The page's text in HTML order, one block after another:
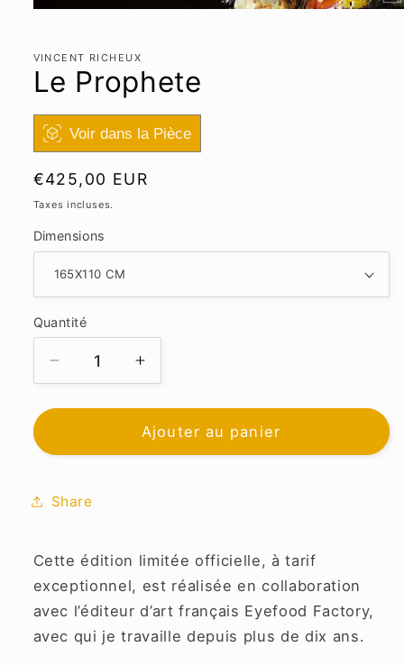
1
dans
une
fenêtre
VINCENT RICHEUX
Le Prophete
Voir dans la Pièce
Prix
habituel
€425,00 EUR
Taxes incluses.
Dimensions
Quantité
Réduire
la
quantité
Le
Augmenter
la
quantité
de
Le
Ajouter au panier
Share
Cette édition limitée officielle, à tarif
exceptionnel, est réalisée en collaboration
avec l’éditeur d’art français Eyefood Factory,
avec qui je travaille depuis plus de dix ans.